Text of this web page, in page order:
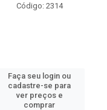
Código: 2340
Faça seu login ou
cadastre-se para
ver preços e
comprar